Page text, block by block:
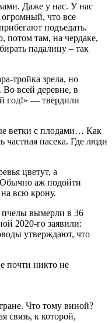
Даже у нас. У нас
что все
подъедать.
потом там, на чердаке,
падалицу – так
тройка зрела, но
Во всей деревне, в
год!» — твердили
ветки с плодами… Как
частная пасека. Где люди
цветут, а
аж подойти
всю крону.
пчелы вымерли в 36
2020-го заявили:
утверждают, что
Что тому виной?
связь, к которой,